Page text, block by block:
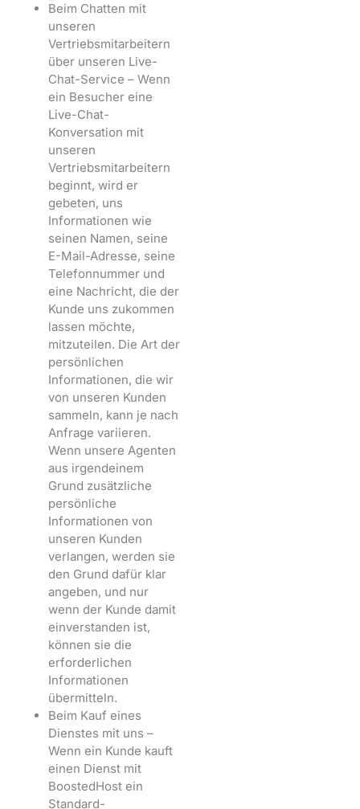
Beim Chatten mit
unseren
Vertriebsmitarbeitern
über unseren Live-
Chat-Service – Wenn
ein Besucher eine
Live-Chat-
Konversation mit
unseren
Vertriebsmitarbeitern
beginnt, wird er
gebeten, uns
Informationen wie
seinen Namen, seine
E-Mail-Adresse, seine
Telefonnummer und
eine Nachricht, die der
Kunde uns zukommen
lassen möchte,
mitzuteilen. Die Art der
persönlichen
Informationen, die wir
von unseren Kunden
sammeln, kann je nach
Anfrage variieren.
Wenn unsere Agenten
aus irgendeinem
Grund zusätzliche
persönliche
Informationen von
unseren Kunden
verlangen, werden sie
den Grund dafür klar
angeben, und nur
wenn der Kunde damit
einverstanden ist,
können sie die
erforderlichen
Informationen
übermitteln.
Beim Kauf eines
Dienstes mit uns –
Wenn ein Kunde kauft
einen Dienst mit
BoostedHost ein
Standard-